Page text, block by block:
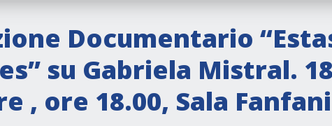
Documentario
su Gabriela Mistral. 18
, ore 18.00, Sala Fanfani